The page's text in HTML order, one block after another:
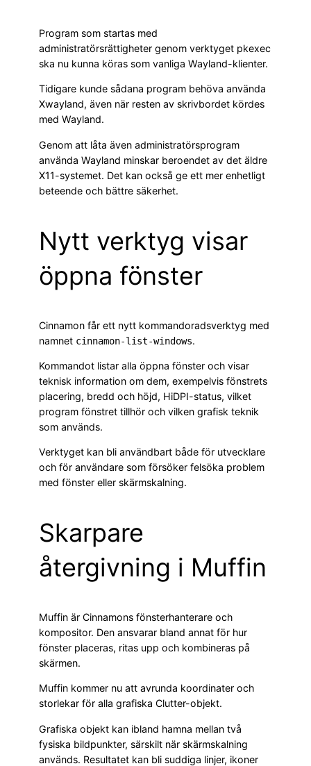
Program som startas med
administratörsrättigheter genom verktyget pkexec
ska nu kunna köras som vanliga Wayland-klienter.
Tidigare kunde sådana program behöva använda
Xwayland, även när resten av skrivbordet kördes
med Wayland.
Genom att låta även administratörsprogram
använda Wayland minskar beroendet av det äldre
X11-systemet. Det kan också ge ett mer enhetligt
beteende och bättre säkerhet.
Nytt verktyg visar
öppna fönster
Cinnamon får ett nytt kommandoradsverktyg med
namnet cinnamon-list-windows.
Kommandot listar alla öppna fönster och visar
teknisk information om dem, exempelvis fönstrets
placering, bredd och höjd, HiDPI-status, vilket
program fönstret tillhör och vilken grafisk teknik
som används.
Verktyget kan bli användbart både för utvecklare
och för användare som försöker felsöka problem
med fönster eller skärmskalning.
Skarpare
återgivning i Muffin
Muffin är Cinnamons fönsterhanterare och
kompositor. Den ansvarar bland annat för hur
fönster placeras, ritas upp och kombineras på
skärmen.
Muffin kommer nu att avrunda koordinater och
storlekar för alla grafiska Clutter-objekt.
Grafiska objekt kan ibland hamna mellan två
fysiska bildpunkter, särskilt när skärmskalning
används. Resultatet kan bli suddiga linjer, ikoner